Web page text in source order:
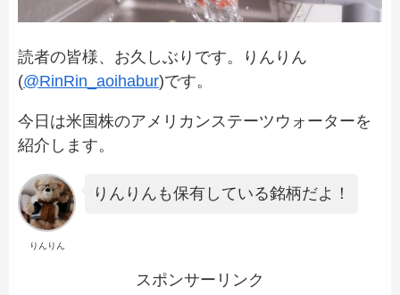
読者の皆様、お久しぶりです。りんりん
(@RinRin_aoihabur)です。
今日は米国株のアメリカンステーツウォーターを
紹介します。
りんりん
りんりんも保有している銘柄だよ！
スポンサーリンク